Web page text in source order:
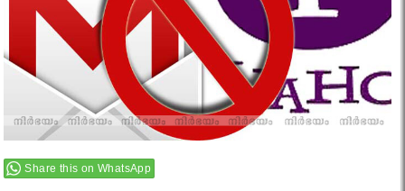
Share this on WhatsApp